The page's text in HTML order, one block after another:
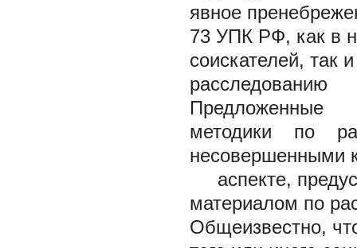
явное
73 УПК РФ, как в
соискателей, так
расследованию
Предложенные
методики по
несовершенными
аспекте,
материалом по
Общеизвестно,